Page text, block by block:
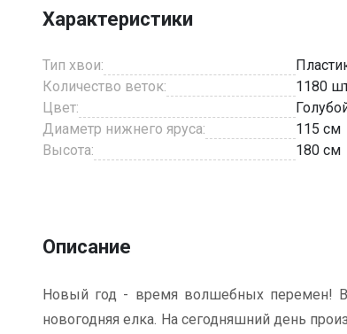
2
Характеристики
Тип хвои:
Количество веток:
1180
Цвет:
Диаметр нижнего яруса:
115 см
Высота:
180 см
Описание
Новый год - время волшебных перемен!
новогодняя елка. На сегодняшний день